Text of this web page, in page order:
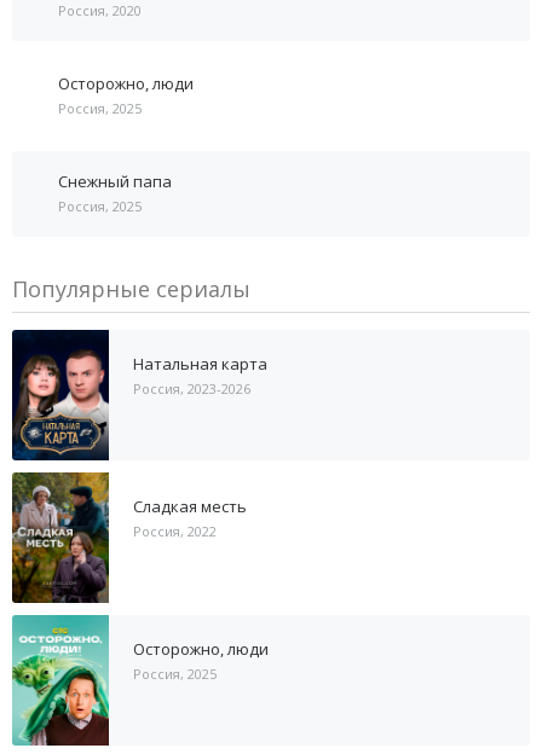
Россия, 2020
Осторожно, люди
Россия, 2025
Снежный папа
Россия, 2025
Популярные сериалы
Натальная карта
Россия, 2023-2026
Сладкая месть
Россия, 2022
Осторожно, люди
Россия, 2025